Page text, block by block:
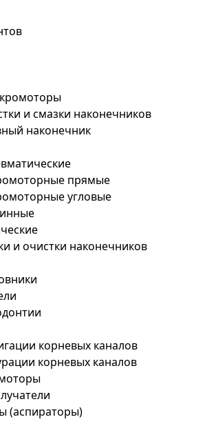
и смазки наконечников
наконечник
прямые
угловые
и очистки наконечников
корневых каналов
корневых каналов
(аспираторы)